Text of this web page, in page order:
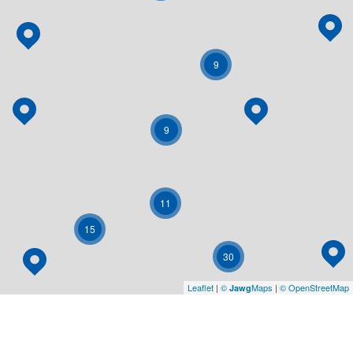
15
9
11
9
30
Leaflet | © JawgMaps | © OpenStreetMap